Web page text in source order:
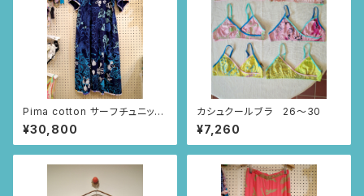
Pima cotton サーフチュニック
(ネイビー・いちじく柄)
¥30,800
カシュクールブラ 26〜30
¥7,260